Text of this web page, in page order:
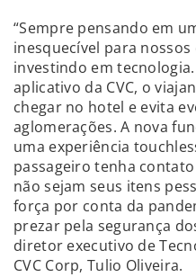
“Sempre pensando em
inesquecível para
investindo em
aplicativo da CVC, o
chegar no hotel e evita
aglomerações. A nova
uma experiência
passageiro tenha
não sejam seus itens
força por conta da
prezar pela segurança
diretor executivo de
CVC Corp, Tulio Oliveira.